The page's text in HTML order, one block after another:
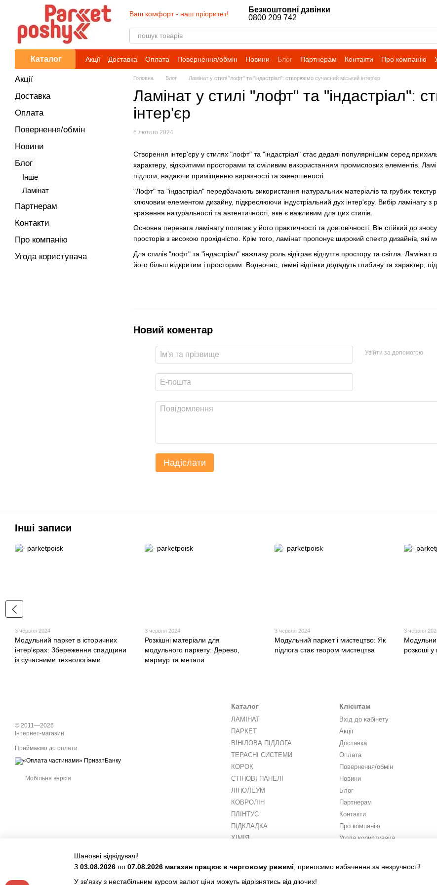
Перейти до основного контенту
Ваш комфорт - наш пріоритет!
Безкоштовні дзвінки
0800 209 742
Каталог Акції Доставка Оплата Повернення/обмін Новини Блог Партнерам Контакти Про компанію
Головна Блог Ламінат у стилі "лофт" та "індастріал": створюємо сучасний міський інтер'єр
Ламінат у стилі "лофт" та "індастріал":
інтер'єр
6 лютого 2024
Створення інтер'єру у стилях "лофт" та "індастріал" стає дедалі популярнішим серед
характеру, відкритими просторами та сміливим використанням промислових елементів.
підлоги, надаючи приміщенню виразності та завершеності.
"Лофт" та "індастріал" передбачають використання натуральних матеріалів та грубих
ключовим елементом дизайну, підкреслюючи індустріальний дух інтер'єру. Вибір ламінату з
враження натуральності та автентичності, яке є важливим для цих стилів.
Основна перевага ламінату полягає у його практичності та довговічності. Він стійкий до
просторів з високою прохідністю. Крім того, ламінат пропонує широкий спектр дизайнів, які
Для стилів "лофт" та "індастріал" важливу роль відіграє відчуття простору та світла.
його більш відкритим і просторим. Водночас, темні відтінки додадуть глибину та характер,
Новий коментар
Увійти за допомогою
Надіслати
Акції
Доставка
Оплата
Повернення/обмін
Новини
Блог
Iнше
Ламінат
Партнерам
Контакти
Про компанію
Угода користувача
Інші записи
3 червня 2024
Модульний паркет в історичних
інтер'єрах: Збереження спадщини
із сучасними технологіями
3 червня 2024
Розкішні матеріали для
модульного паркету: Дерево,
мармур та метали
3 червня 2024
Модульний паркет і мистецтво: Як
підлога стає твором мистецтва
3 червня
розкоші у
© 2011—2026
Інтернет-магазин
Приймаємо до оплати
Мобільна версія
Каталог
ЛАМІНАТ
ПАРКЕТ
ВІНІЛОВА ПІДЛОГА
ТЕРАСНІ СИСТЕМИ
КОРОК
СТІНОВІ ПАНЕЛІ
ЛІНОЛЕУМ
КОВРОЛІН
ПЛІНТУС
ПІДКЛАДКА
ХІМІЯ
Клієнтам
Вхід до кабінету
Акції
Доставка
Оплата
Повернення/обмін
Новини
Блог
Партнерам
Контакти
Про компанію
Угода користувача
Шановні відвідувачі!
З 03.08.2026 по 07.08.2026 магазин працює в черговому режимі , приносимо вибачення за незручності!
У зв'язку з нестабільним курсом валют ціни можуть відрізнятись від діючих!